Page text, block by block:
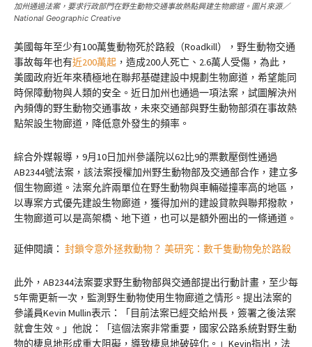
加州通過法案，要求行政部門在野生動物交通事故熱點興建生物廊道。圖片來源／
National Geographic Creative
美國每年至少有100萬隻動物死於路殺（Roadkill），野生動物交通
事故每年也有近200萬起 ，造成200人死亡、2.6萬人受傷，為此，
美國政府近年來積極地在聯邦基礎建設中規劃生物廊道，希望能同
時保障動物與人類的安全。近日加州也通過一項法案，試圖解決州
內頻傳的野生動物交通事故，未來交通部與野生動物部須在事故熱
點架設生物廊道，降低意外發生的頻率。
綜合外媒報導，9月10日加州參議院以62比9的票數壓倒性通過
AB2344號法案，該法案授權加州野生動物部及交通部合作，建立多
個生物廊道。法案允許兩單位在野生動物與車輛碰撞率高的地區，
以專案方式優先建設生物廊道，獲得加州的建設貸款與聯邦撥款，
生物廊道可以是高架橋、地下道，也可以是額外圈出的一條通道。
延伸閱讀： 封鎖令意外拯救動物？ 美研究：數千隻動物免於路殺
此外，AB2344法案要求野生動物部與交通部提出行動計畫，至少每
5年需更新一次，監測野生動物使用生物廊道之情形。提出法案的
參議員Kevin Mullin表示：「目前法案已經交給州長，簽署之後法案
就會生效。」他說：「這個法案非常重要，國家公路系統對野生動
物的棲息地形成重大阻礙，導致棲息地破碎化。」Kevin指出，法